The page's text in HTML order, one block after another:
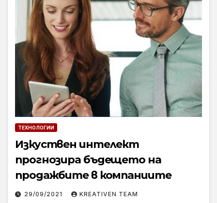
ТЕХНОЛОГИИ
Изкуствен интелект
прогнозира бъдещето на
продажбите в компаниите
29/09/2021 KREATIVEN TEAM